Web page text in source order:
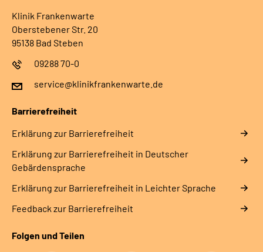
Klinik Frankenwarte
Oberstebener Str. 20
95138 Bad Steben
09288 70-0
service@klinikfrankenwarte.de
Barrierefreiheit
Erklärung zur Barrierefreiheit
Erklärung zur Barrierefreiheit in Deutscher
Gebärdensprache
Erklärung zur Barrierefreiheit in Leichter Sprache
Feedback zur Barrierefreiheit
Folgen und Teilen